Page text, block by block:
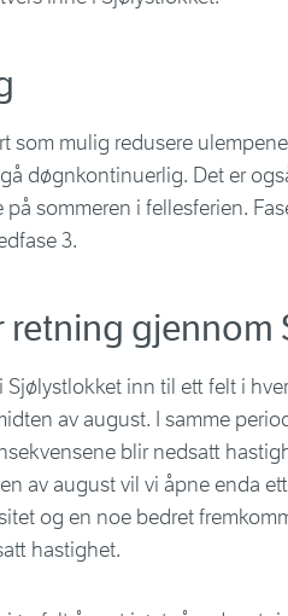
som mulig redusere
døgnkontinuerlig. Det er
sommeren i fellesferien.
3.
retning
inn til ett felt i
av august. I samme
blir nedsatt
av august vil vi åpne enda
og en noe bedret
hastighet.